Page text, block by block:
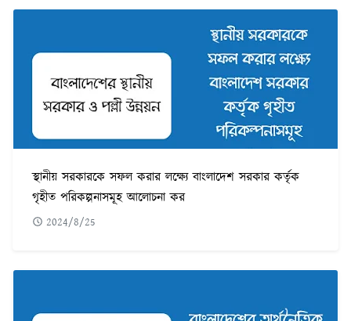
স্থানীয় সরকারকে সফল করার লক্ষ্যে বাংলাদেশ সরকার কর্তৃক
গৃহীত পরিকল্পনাসমূহ আলোচনা কর
2024/8/25